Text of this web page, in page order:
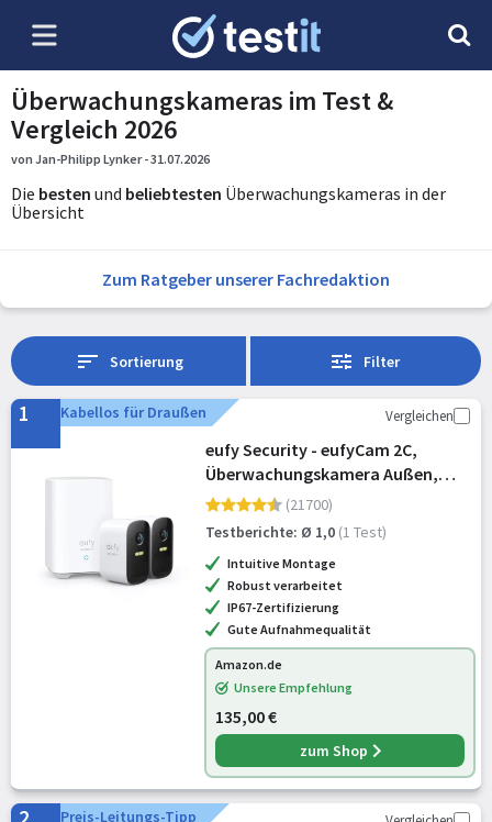
Überwachungskameras im Test &
Vergleich 2026
von Jan-Philipp Lynker - 31.07.2026
Die besten und beliebtesten Überwachungskameras in der
Übersicht
Zum Ratgeber unserer Fachredaktion
Sortierung Filter
1 Kabellos für Draußen Vergleichen
eufy Security - eufyCam 2C,
Überwachungskamera Außen,
kompatibel mit HomeKit und
Solarpanel
(21700)
Testberichte: Ø 1,0 (1 Test)
Intuitive Montage
Robust verarbeitet
IP67-Zertifizierung
Gute Aufnahmequalität
Amazon.de
Unsere Empfehlung
135,00 €
zum Shop
Preis-Leitungs-Tipp